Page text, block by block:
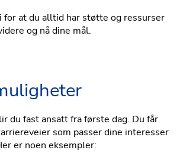
for at du alltid har støtte og ressurser
og nå dine mål.
du fast ansatt fra første dag. Du får
som passer dine interesser
er noen eksempler: